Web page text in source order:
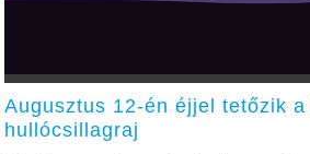
Augusztus 12-én éjjel tetőzik
hullócsillagraj